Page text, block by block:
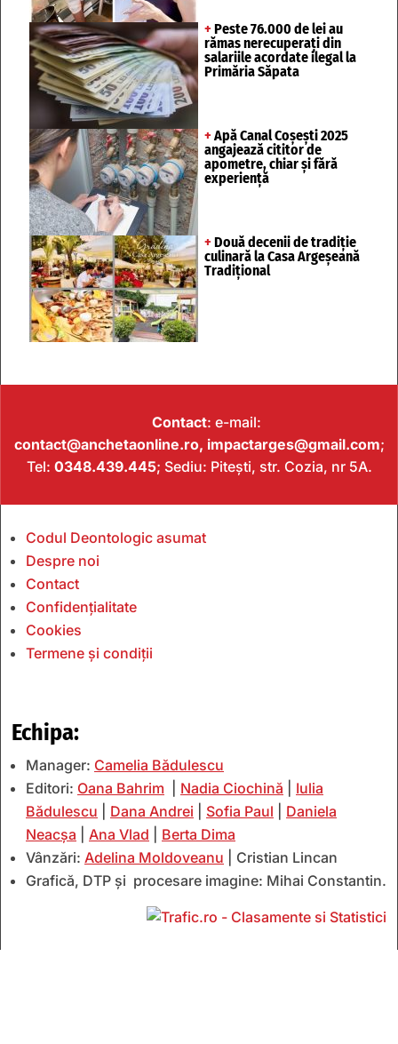
+ Peste 76.000 de lei au
rămas nerecuperați din
salariile acordate ilegal la
Primăria Săpata
+ Apă Canal Coșești 2025
angajează cititor de
apometre, chiar și fără
experiență
+ Două decenii de tradiție
culinară la Casa Argeșeană
Tradițional
Contact: e-mail:
contact@anchetaonline.ro, impactarges@gmail.com;
Tel: 0348.439.445; Sediu: Pitești, str. Cozia, nr 5A.
Codul Deontologic asumat
Despre noi
Contact
Confidențialitate
Cookies
Termene și condiții
Echipa:
Manager: Camelia Bădulescu
Editori: Oana Bahrim Nadia Ciochină
Iulia
Bădulescu
Dana Andrei Sofia Paul
Daniela
Neacșa
Ana Vlad
Berta Dima
Vânzări: Adelina Moldoveanu | Cristian Lincan
Grafică, DTP și procesare imagine: Mihai Constantin.